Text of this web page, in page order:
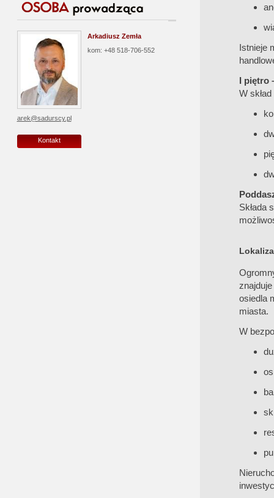
Arkadiusz Zemła
kom: +48 518-706-552
arek@sadurscy.pl
Kontakt
Istnieje
I piętro
W
Składa
osiedla
miasta.
W